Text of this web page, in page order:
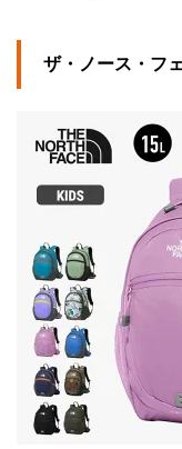
ザ・ノース・フ